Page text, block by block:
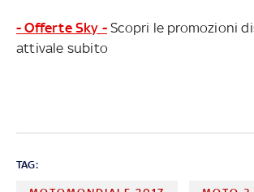
- Offerte Sky - Scopri le promozioni
attivale subito
TAG: